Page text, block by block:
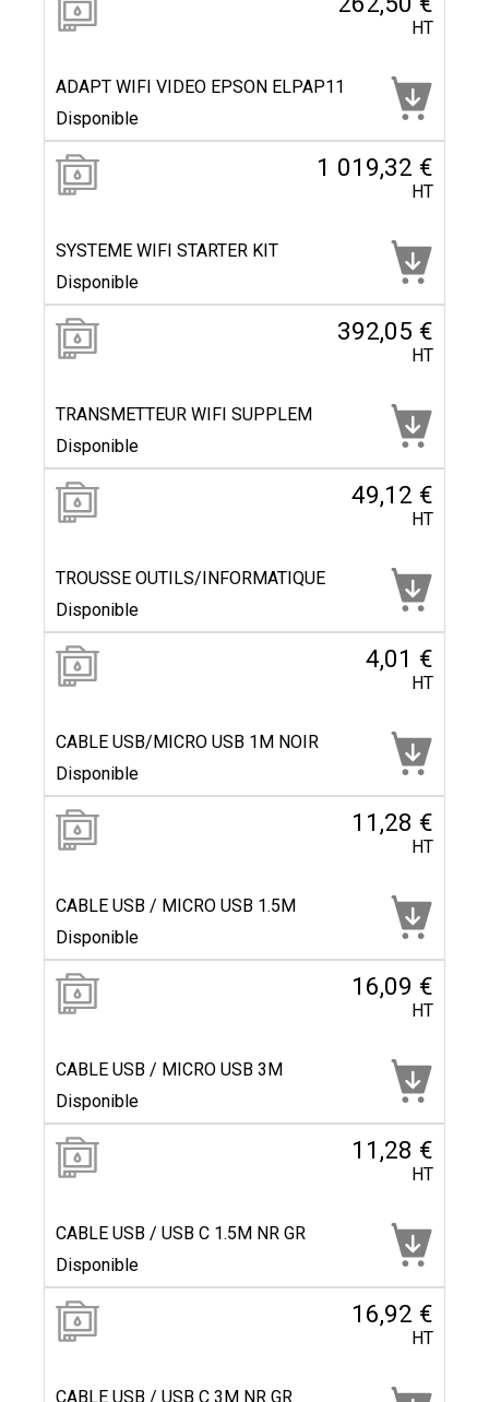
HT
ADAPT WIFI VIDEO EPSON ELPAP11
Disponible
1 019,32 €
HT
SYSTEME WIFI STARTER KIT
Disponible
392,05 €
HT
TRANSMETTEUR WIFI SUPPLEM
Disponible
49,12 €
HT
TROUSSE OUTILS/INFORMATIQUE
Disponible
4,01 €
HT
CABLE USB/MICRO USB 1M NOIR
Disponible
11,28 €
HT
CABLE USB / MICRO USB 1.5M
Disponible
16,09 €
HT
CABLE USB / MICRO USB 3M
Disponible
11,28 €
HT
CABLE USB / USB C 1.5M NR GR
Disponible
16,92 €
HT
CABLE USB / USB C 3M NR GR